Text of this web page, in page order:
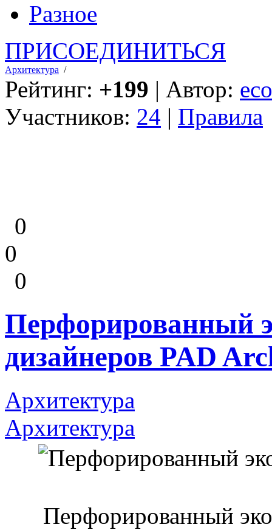
Разное
ПРИСОЕДИНИТЬСЯ
Архитектура /
Рейтинг: +199 | Автор:
Участников: 24 | Правила
0
0
0
Перфорированный
дизайнеров PAD
Архитектура
Архитектура
Перфорированный